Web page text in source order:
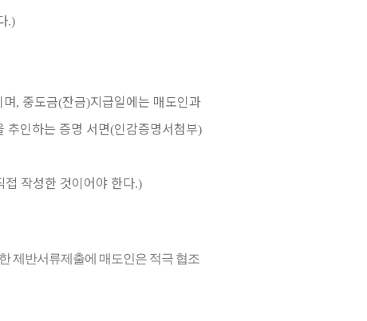
.)
, 중도금(잔금)지급일에는 매도인과
추인하는 증명 서면(인감증명서첨부)
접 작성한 것이어야 한다.)
제반서류제출에 매도인은 적극 협조